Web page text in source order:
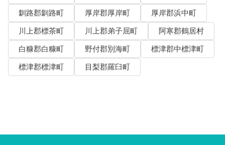
釧路郡釧路町
厚岸郡厚岸町
厚岸郡浜中町
川上郡標茶町
川上郡弟子屈町
阿寒郡鶴居村
白糠郡白糠町
野付郡別海町
標津郡中標津町
標津郡標津町
目梨郡羅臼町